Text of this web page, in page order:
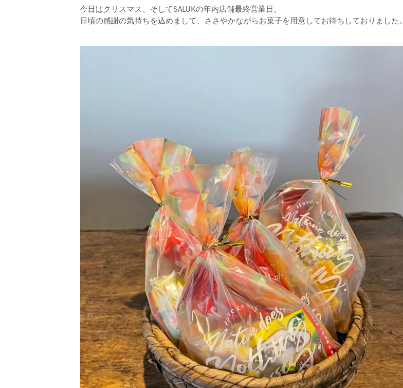
今日はクリスマス、そしてSALUKの年内店舗最終営業日。
日頃の感謝の気持ちを込めまして、ささやかながらお菓子を用意してお待ちしておりました。